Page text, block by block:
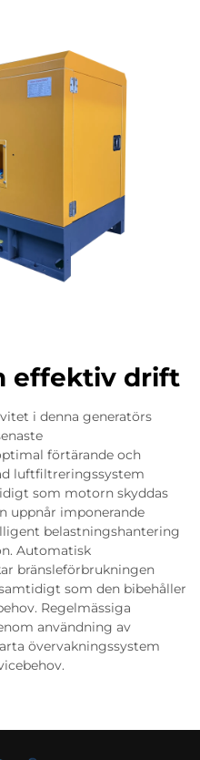
effektiv drift
i denna generatörs
förtärande och
luftfiltreringssystem
som motorn skyddas
uppnår imponerande
belastningshantering
Automatisk
bränsleförbrukningen
som den bibehåller
Regelmässiga
användning av
övervakningssystem